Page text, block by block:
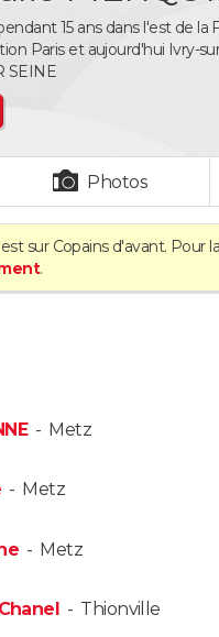
15 ans dans l'est de la
Paris et aujourd'hui Ivry-
SEINE
Photos
est sur Copains d'avant. Pour
.
- Metz
- Metz
- Metz
- Thionville